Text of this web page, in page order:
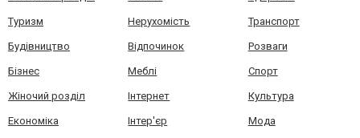
Туризм Нерухомість Транспорт
Будівництво Відпочинок Розваги
Бізнес Меблі Спорт
Жіночий розділ Інтернет Культура
Економіка Інтер'єр Мода